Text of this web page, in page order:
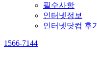
필수사항
인터넷정보
인터넷닷컴 후기
1566-7144